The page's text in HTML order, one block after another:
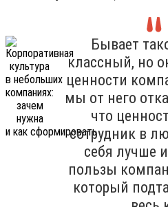
Бывает
классный, но
ценности
мы от него
что
сотрудник в
себя лучше
пользы
который